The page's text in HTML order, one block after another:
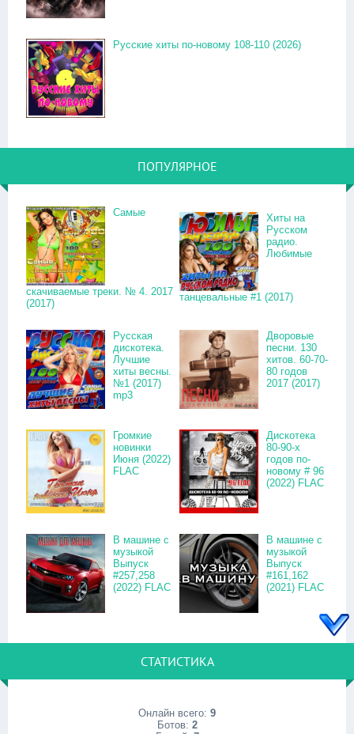
Русские хиты по-новому 108-110 (2026)
ПОПУЛЯРНОЕ
Самые
скачиваемые треки. № 4. 2017
(2017)
Хиты на
Русском
радио.
Любимые
танцевальные #1 (2017)
Русская
дискотека.
Лучшие
хиты весны.
№1 (2017)
mp3
Дворовые
песни. 130
хитов. 60-70-
80 годов
2017 (2017)
Громкие
новинки
Июня (2022)
FLAC
Дискотека
80-90-х
годов по-
новому # 96
(2022) FLAC
В машине с
музыкой
Выпуск
#257,258
(2022) FLAC
В машине с
музыкой
Выпуск
#161,162
(2021) FLAC
СТАТИСТИКА
Онлайн всего: 9
Ботов: 2